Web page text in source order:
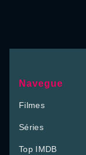
Navegue
Filmes
Séries
Top IMDB